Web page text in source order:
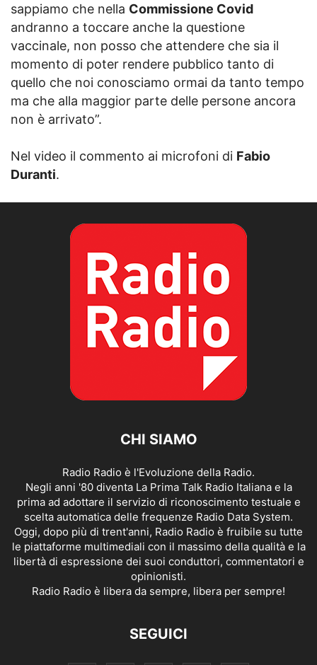
sappiamo che nella Commissione Covid
andranno a toccare anche la questione
vaccinale, non posso che attendere che sia il
momento di poter rendere pubblico tanto di
quello che noi conosciamo ormai da tanto tempo
ma che alla maggior parte delle persone ancora
non è arrivato”.
Nel video il commento ai microfoni di Fabio
Duranti.
CHI SIAMO
Radio Radio è l'Evoluzione della Radio.
Negli anni '80 diventa La Prima Talk Radio Italiana e la
prima ad adottare il servizio di riconoscimento testuale e
scelta automatica delle frequenze Radio Data System.
Oggi, dopo più di trent'anni, Radio Radio è fruibile su tutte
le piattaforme multimediali con il massimo della qualità e la
libertà di espressione dei suoi conduttori, commentatori e
opinionisti.
Radio Radio è libera da sempre, libera per sempre!
SEGUICI